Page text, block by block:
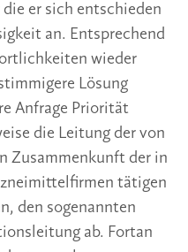
er sich entschieden
an. Entsprechend
wieder
Lösung
Anfrage Priorität
die Leitung der von
Zusammenkunft der in
tätigen
den sogenannten
ab. Fortan